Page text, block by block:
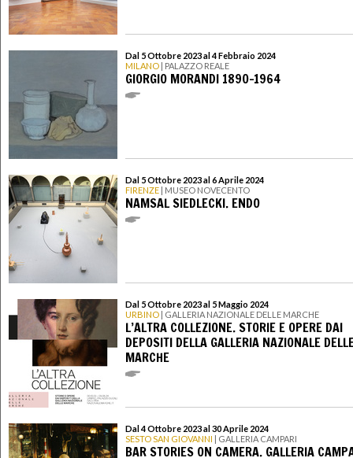
Dal 5 Ottobre 2023 al 4 Febbraio 2024
MILANO | PALAZZO REALE
GIORGIO MORANDI 1890-1964
Dal 5 Ottobre 2023 al 6 Aprile 2024
FIRENZE | MUSEO NOVECENTO
NAMSAL SIEDLECKI. ENDO
Dal 5 Ottobre 2023 al 5 Maggio 2024
URBINO | GALLERIA NAZIONALE DELLE MARCHE
L’ALTRA COLLEZIONE. STORIE E OPERE DAI
DEPOSITI DELLA GALLERIA NAZIONALE
MARCHE
Dal 4 Ottobre 2023 al 30 Aprile 2024
SESTO SAN GIOVANNI | GALLERIA CAMPARI
BAR STORIES ON CAMERA. GALLERIA